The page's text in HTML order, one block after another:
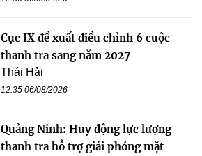
Cục IX đề xuất điều chỉnh 6 cuộc
thanh tra sang năm 2027
Thái Hải
12:35 06/08/2026
Quảng Ninh: Huy động lực lượng
thanh tra hỗ trợ giải phóng mặt